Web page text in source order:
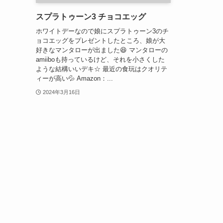
スプラトゥーン3 チョコエッグ
ホワイトデーなので娘にスプラトゥーン3のチ
ョコエッグをプレゼントしたところ、娘が大
好きなマンタローが出ました😆 マンタローの
amiiboも持っているけど、それを小さくした
ような結構いいデキ☆ 最近の食玩はクオリテ
ィーが高い💦 Amazon：...
2024年3月16日